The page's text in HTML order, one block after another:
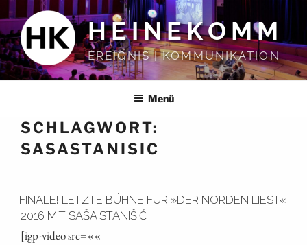
Inhalt
springen
HEINEKOMM
EREIGNIS | KOMMUNIKATION
Menü
SCHLAGWORT:
SASASTANISIC
FINALE! LETZTE BÜHNE FÜR »DER NORDEN LIEST«
2016 MIT SAŠA STANIŠIĆ
[igp-video src=««